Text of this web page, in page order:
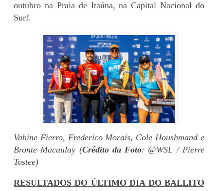
outubro na Praia de Itaúna, na Capital Nacional do
Surf.
Vahine Fierro, Frederico Morais, Cole Houshmand e
Bronte Macaulay (Crédito da Foto: @WSL / Pierre
Tostee)
RESULTADOS DO ÚLTIMO DIA DO BALLITO